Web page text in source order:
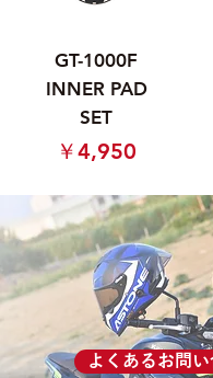
GT-1000F
INNER PAD
SET
価格
￥4,950
よくあるお問